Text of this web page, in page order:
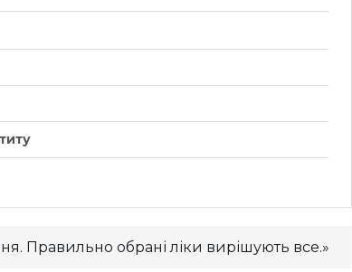
Правильно обрані ліки вирішують все.»
Продукти багаті на білок:
для...